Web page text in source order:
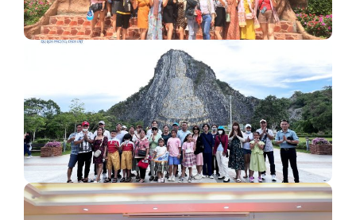
KỈ NIỆM THÁI LAN (24 - 28/08/2019) - Team My Anh…
Ảnh lưu niệm về đoàn Thái Lan 5N4Đ (18/6/2022)